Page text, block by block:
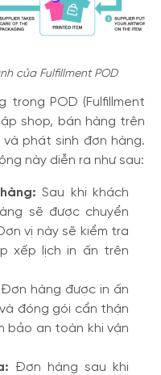
của Fulfillment POD
POD (Fulfillment
shop, bán hàng trên
phát sinh đơn hàng.
này diễn ra như sau:
Sau khi khách
sẽ được chuyển
vị này sẽ kiểm tra
xếp lịch in ấn trên
Đơn hàng được in ấn
đóng gói cẩn thận
bảo an toàn khi vận
Đơn hàng sau khi